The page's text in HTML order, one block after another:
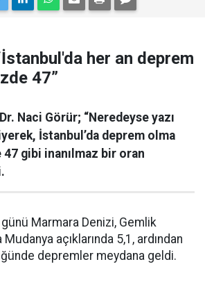
her an deprem
47”
Naci Görür; “Neredeyse yazı
İstanbul’da deprem olma
gibi inanılmaz bir oran
Marmara Denizi, Gemlik
açıklarında 5,1, ardından
depremler meydana geldi.